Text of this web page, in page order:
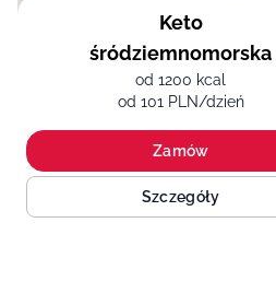
Keto
śródziemnomorska
od 1200 kcal
od 101 PLN/dzień
Zamów
Szczegóły